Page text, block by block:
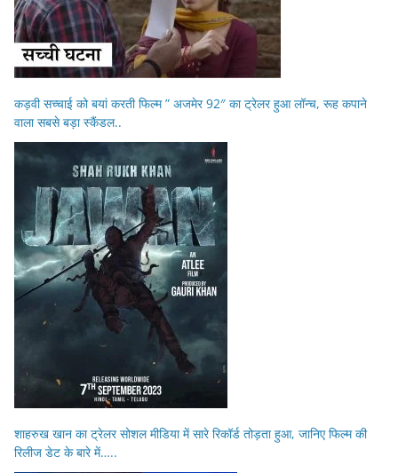
कड़वी सच्चाई को बयां करती फिल्म ” अजमेर 92″ का ट्रेलर हुआ लॉन्च, रूह कपाने
वाला सबसे बड़ा स्कैंडल..
शाहरुख खान का ट्रेलर सोशल मीडिया में सारे रिकॉर्ड तोड़ता हुआ, जानिए फिल्म की
रिलीज डेट के बारे में…..